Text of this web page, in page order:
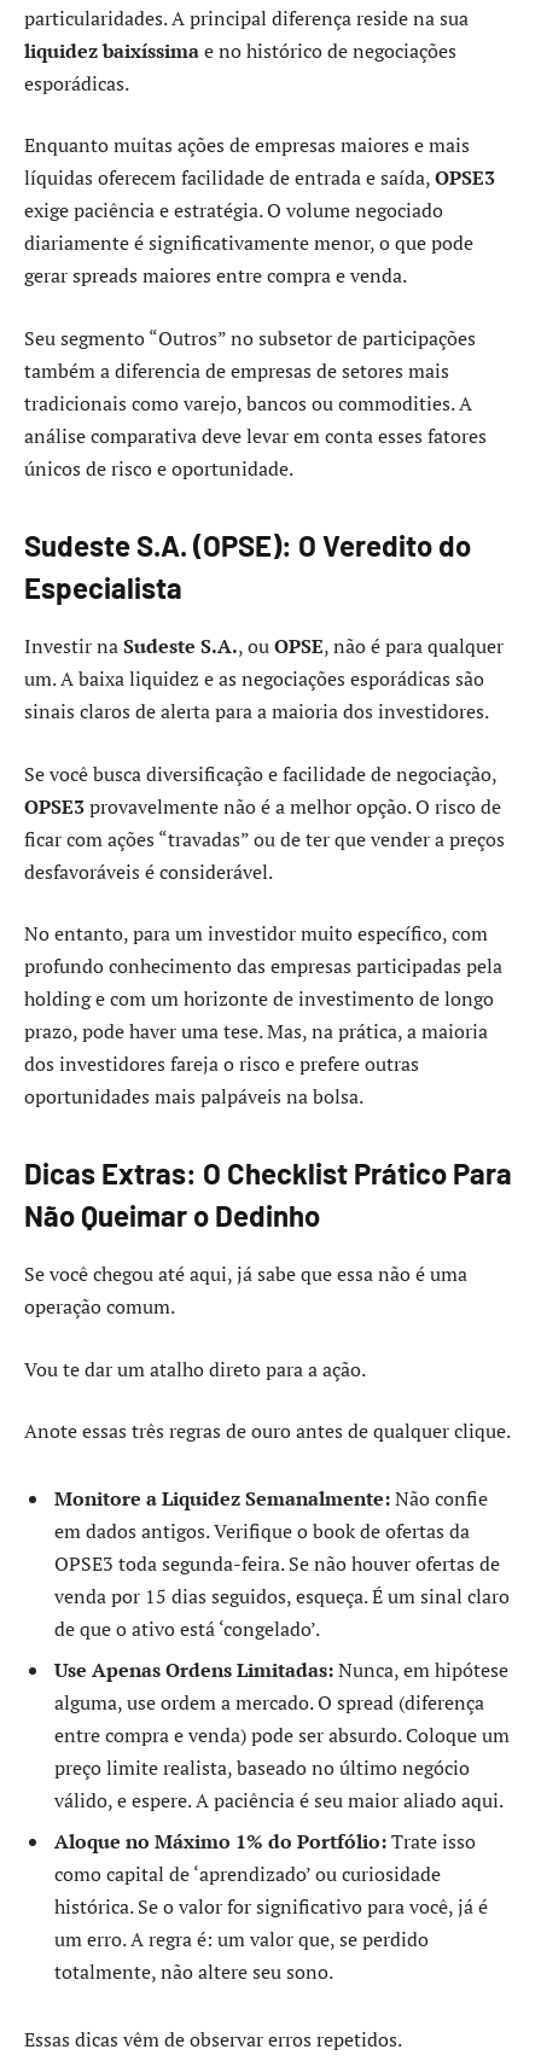
particularidades. A principal diferença reside na sua
liquidez baixíssimae no histórico de negociações
esporádicas.
Enquanto muitas ações de empresas maiores e mais
líquidas oferecem facilidade de entrada e saída,OPSE3
exige paciência e estratégia. O volume negociado
diariamente é significativamente menor, o que pode
gerar spreads maiores entre compra e venda.
Seu segmento “Outros” no subsetor de participações
também a diferencia de empresas de setores mais
tradicionais como varejo, bancos ou commodities. A
análise comparativa deve levar em conta esses fatores
únicos de risco e oportunidade.
Sudeste S.A. (OPSE): O Veredito do
Especialista
Investir naSudeste S.A., ouOPSE, não é para qualquer
um. A baixa liquidez e as negociações esporádicas são
sinais claros de alerta para a maioria dos investidores.
Se você busca diversificação e facilidade de negociação,
OPSE3provavelmente não é a melhor opção. O risco de
ficar com ações “travadas” ou de ter que vender a preços
desfavoráveis é considerável.
No entanto, para um investidor muito específico, com
profundo conhecimento das empresas participadas pela
holding e com um horizonte de investimento de longo
prazo, pode haver uma tese. Mas, na prática, a maioria
dos investidores fareja o risco e prefere outras
oportunidades mais palpáveis na bolsa.
Dicas Extras: O Checklist Prático Para
Não Queimar o Dedinho
Se você chegou até aqui, já sabe que essa não é uma
operação comum.
Vou te dar um atalho direto para a ação.
Anote essas três regras de ouro antes de qualquer clique.
Monitore a Liquidez Semanalmente:Não confie
em dados antigos. Verifique o book de ofertas da
OPSE3 toda segunda-feira. Se não houver ofertas de
venda por 15 dias seguidos, esqueça. É um sinal claro
de que o ativo está ‘congelado’.
Use Apenas Ordens Limitadas:Nunca, em hipótese
alguma, use ordem a mercado. O spread (diferença
entre compra e venda) pode ser absurdo. Coloque um
preço limite realista, baseado no último negócio
válido, e espere. A paciência é seu maior aliado aqui.
Aloque no Máximo 1% do Portfólio:Trate isso
como capital de ‘aprendizado’ ou curiosidade
histórica. Se o valor for significativo para você, já é
um erro. A regra é: um valor que, se perdido
totalmente, não altere seu sono.
Essas dicas vêm de observar erros repetidos.